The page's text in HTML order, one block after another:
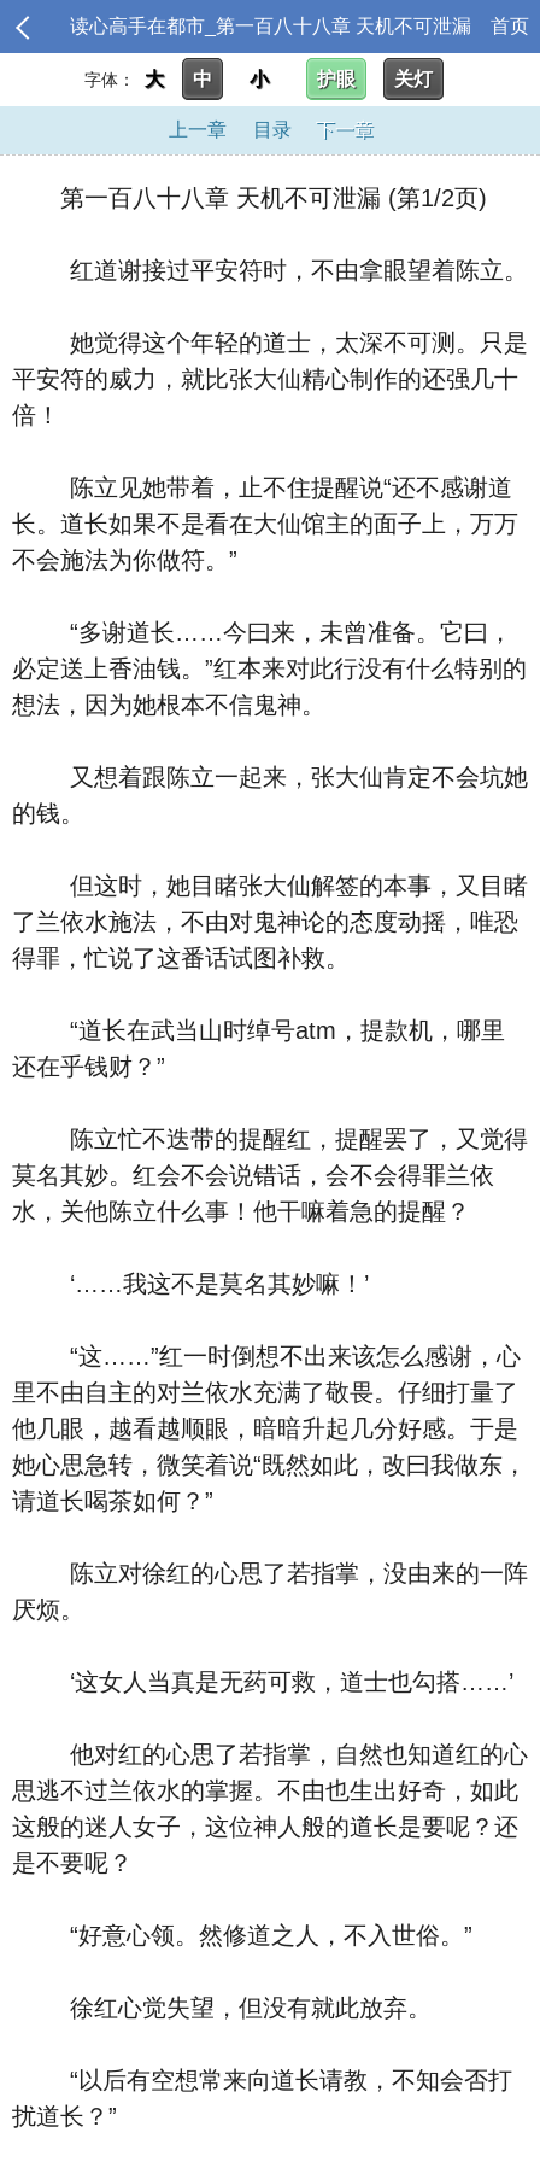
读心高手在都市_第一百八十八章 天机不可泄漏 首页
字体： 大 中 小 护眼 关灯
上一章 目录 下一章
第一百八十八章 天机不可泄漏 (第1/2页)
红道谢接过平安符时，不由拿眼望着陈立。
她觉得这个年轻的道士，太深不可测。只是
平安符的威力，就比张大仙精心制作的还强几十
倍！
陈立见她带着，止不住提醒说“还不感谢道
长。道长如果不是看在大仙馆主的面子上，万万
不会施法为你做符。”
“多谢道长……今曰来，未曾准备。它曰，
必定送上香油钱。”红本来对此行没有什么特别的
想法，因为她根本不信鬼神。
又想着跟陈立一起来，张大仙肯定不会坑她
的钱。
但这时，她目睹张大仙解签的本事，又目睹
了兰依水施法，不由对鬼神论的态度动摇，唯恐
得罪，忙说了这番话试图补救。
“道长在武当山时绰号atm，提款机，哪里
还在乎钱财？”
陈立忙不迭带的提醒红，提醒罢了，又觉得
莫名其妙。红会不会说错话，会不会得罪兰依
水，关他陈立什么事！他干嘛着急的提醒？
‘……我这不是莫名其妙嘛！’
“这……”红一时倒想不出来该怎么感谢，心
里不由自主的对兰依水充满了敬畏。仔细打量了
他几眼，越看越顺眼，暗暗升起几分好感。于是
她心思急转，微笑着说“既然如此，改曰我做东，
请道长喝茶如何？”
陈立对徐红的心思了若指掌，没由来的一阵
厌烦。
‘这女人当真是无药可救，道士也勾搭……’
他对红的心思了若指掌，自然也知道红的心
思逃不过兰依水的掌握。不由也生出好奇，如此
这般的迷人女子，这位神人般的道长是要呢？还
是不要呢？
“好意心领。然修道之人，不入世俗。”
徐红心觉失望，但没有就此放弃。
“以后有空想常来向道长请教，不知会否打
扰道长？”